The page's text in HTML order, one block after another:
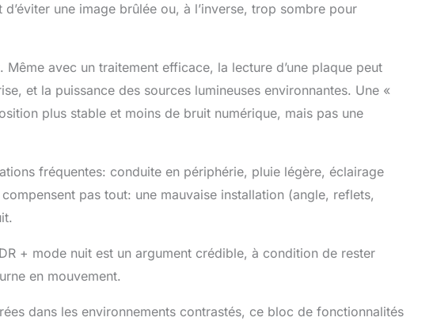
une image brûlée ou, à l’inverse, trop sombre pour
avec un traitement efficace, la lecture d’une plaque peut
et la puissance des sources lumineuses environnantes. Une «
plus stable et moins de bruit numérique, mais pas une
fréquentes: conduite en périphérie, pluie légère, éclairage
pas tout: une mauvaise installation (angle, reflets,
+ mode nuit est un argument crédible, à condition de rester
en mouvement.
dans les environnements contrastés, ce bloc de fonctionnalités